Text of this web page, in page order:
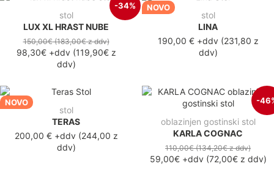
-34%
stol
LUX XL HRAST NUBE
150,00€(183,00€z ddv)
98,30€+ddv(119,90€z
ddv)
NOVO
stol
LINA
190,00 €+ddv(231,80 z
ddv)
NOVO
stol
TERAS
200,00 €+ddv(244,00 z
ddv)
-
oblazinjen gostinski stol
KARLA COGNAC
110,00€(134,20€z ddv)
59,00€+ddv(72,00€z ddv)